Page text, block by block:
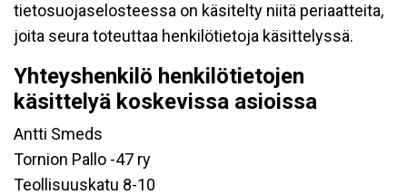
tietosuojaselosteessa on käsitelty niitä periaatteita,
joita seura toteuttaa henkilötietoja käsittelyssä.
Yhteyshenkilö henkilötietojen
käsittelyä koskevissa asioissa
Antti Smeds
Tornion Pallo -47 ry
Teollisuuskatu 8-10